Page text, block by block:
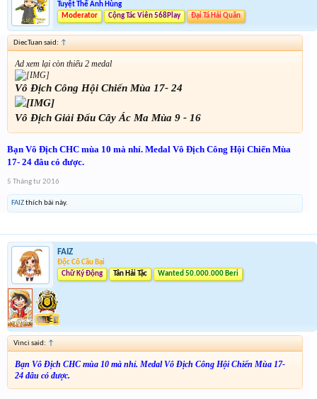
Tuyệt Thế Anh Hùng
Moderator
Cộng Tác Viên 568Play Đại Tá Hải Quân
DiecTuan said: ↑
Ad xem lại còn thiếu 2 medal
Vô Địch Công Hội Chiến Mùa 17- 24
Vô Địch Giải Đấu Cây Ác Ma Mùa 9 - 16
Bạn Vô Địch CHC mùa 10 mà nhỉ. Medal Vô Địch Công Hội Chiến Mùa
17- 24 đâu có được.
5 Tháng tư 2016
FAIZthích bài này.
FAIZ
Độc Cô Cầu Bại
Chữ Ký Động
Tân Hải Tặc Wanted 50.000.000 Beri
Vinci said: ↑
Bạn Vô Địch CHC mùa 10 mà nhỉ. Medal Vô Địch Công Hội Chiến Mùa 17-
24 đâu có được.